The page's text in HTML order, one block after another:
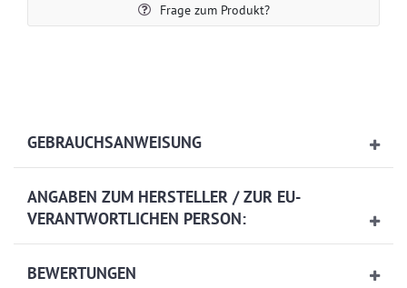
Frage zum Produkt?
GEBRAUCHSANWEISUNG
ANGABEN ZUM HERSTELLER / ZUR EU-
VERANTWORTLICHEN PERSON:
BEWERTUNGEN